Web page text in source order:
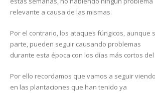
relevante a causa de las mismas.
Por el contrario, los ataques fúngicos, aunque
parte, pueden seguir causando problemas
durante esta época con los días más cortos
Por ello recordamos que vamos a seguir
en las plantaciones que han tenido ya